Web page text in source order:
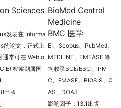
Sciences
发表在 Informa
的论文，正式上
通常可在 Web o
检索到属国
出版
BioMed Central
Medicine
BMC 医学
EI、Scopus、PubMed、
MEDLINE、EMBASE 等
均收录SCE/ESCI、PM
C、EMASE、BIOSIS、C
AS、DOAJ
影响因子：13.1出版